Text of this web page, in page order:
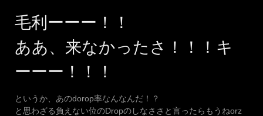
毛利ーーー！！
ああ、来なかったさ！！！キ
ーーー！！！
というか、あのdorop率なんなんだ！？
と思わざる負えない位のDropのしなささと言ったらもうねorz